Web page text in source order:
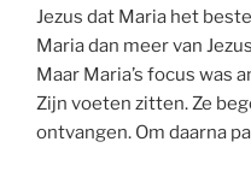
Jezus dat Maria het
Maria dan meer van
Maar Maria’s focus was
Zijn voeten zitten. Ze
ontvangen. Om daarna